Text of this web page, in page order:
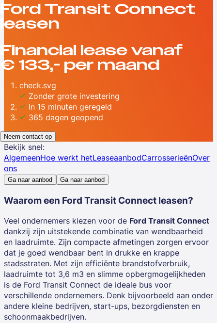
Ford Transit Connect
leasen
Financial lease vanaf
€ 133,- per maand
check.svg
Zonder grote investering
In 15 minuten geregeld
365 dagen geopend
Neem contact op
Bekijk snel:
AlgemeenHoe werkt hetLeaseaanbodCarrosserieënOver
ons
Ga naar aanbod Ga naar aanbod
Waarom een Ford Transit Connect leasen?
Veel ondernemers kiezen voor de Ford Transit Connect
dankzij zijn uitstekende combinatie van wendbaarheid
en laadruimte. Zijn compacte afmetingen zorgen ervoor
dat je goed wendbaar bent in drukke en krappe
stadsstraten. Met zijn efficiënte brandstofverbruik,
laadruimte tot 3,6 m3 en slimme opbergmogelijkheden
is de Ford Transit Connect de ideale bus voor
verschillende ondernemers. Denk bijvoorbeeld aan onder
andere kleine bedrijven, start-ups, bezorgdiensten en
schoonmaakbedrijven.